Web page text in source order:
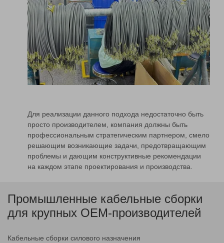
Для реализации данного подхода недостаточно быть
просто производителем, компания должны быть
профессиональным стратегическим партнером, смело
решающим возникающие задачи, предотвращающим
проблемы и дающим конструктивные рекомендации
на каждом этапе проектирования и производства.
Промышленные кабельные сборки
для крупных OEM-производителей
Кабельные сборки силового назначения